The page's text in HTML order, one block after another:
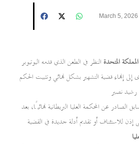
March 5, 2026
المتحدةالنظر في الطعن الذي قدمه اليوتيوبر
إلى إنهاء قضية التشهير بشكل نهائي وتثبيت الحكم
رشيد نصير
الصادر عن المحكمة العليا البريطانية نهائيًا، بعد
للاستئناف أو تقديم أدلة جديدة في القضية